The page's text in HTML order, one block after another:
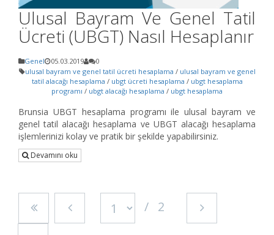
Ulusal Bayram Ve Genel Tatil
Ücreti (UBGT) Nasıl Hesaplanır
Genel 05.03.2019
0
ulusal bayram ve genel tatil ücreti hesaplama / ulusal bayram ve genel
tatil alacağı hesaplama / ubgt ücreti hesaplama / ubgt hesaplama
programı / ubgt alacağı hesaplama / ubgt hesaplama
Brunsia UBGT hesaplama programı ile ulusal bayram ve
genel tatil alacağı hesaplama ve UBGT alacağı hesaplama
işlemlerinizi kolay ve pratik bir şekilde yapabilirsiniz.
Devamını oku
2